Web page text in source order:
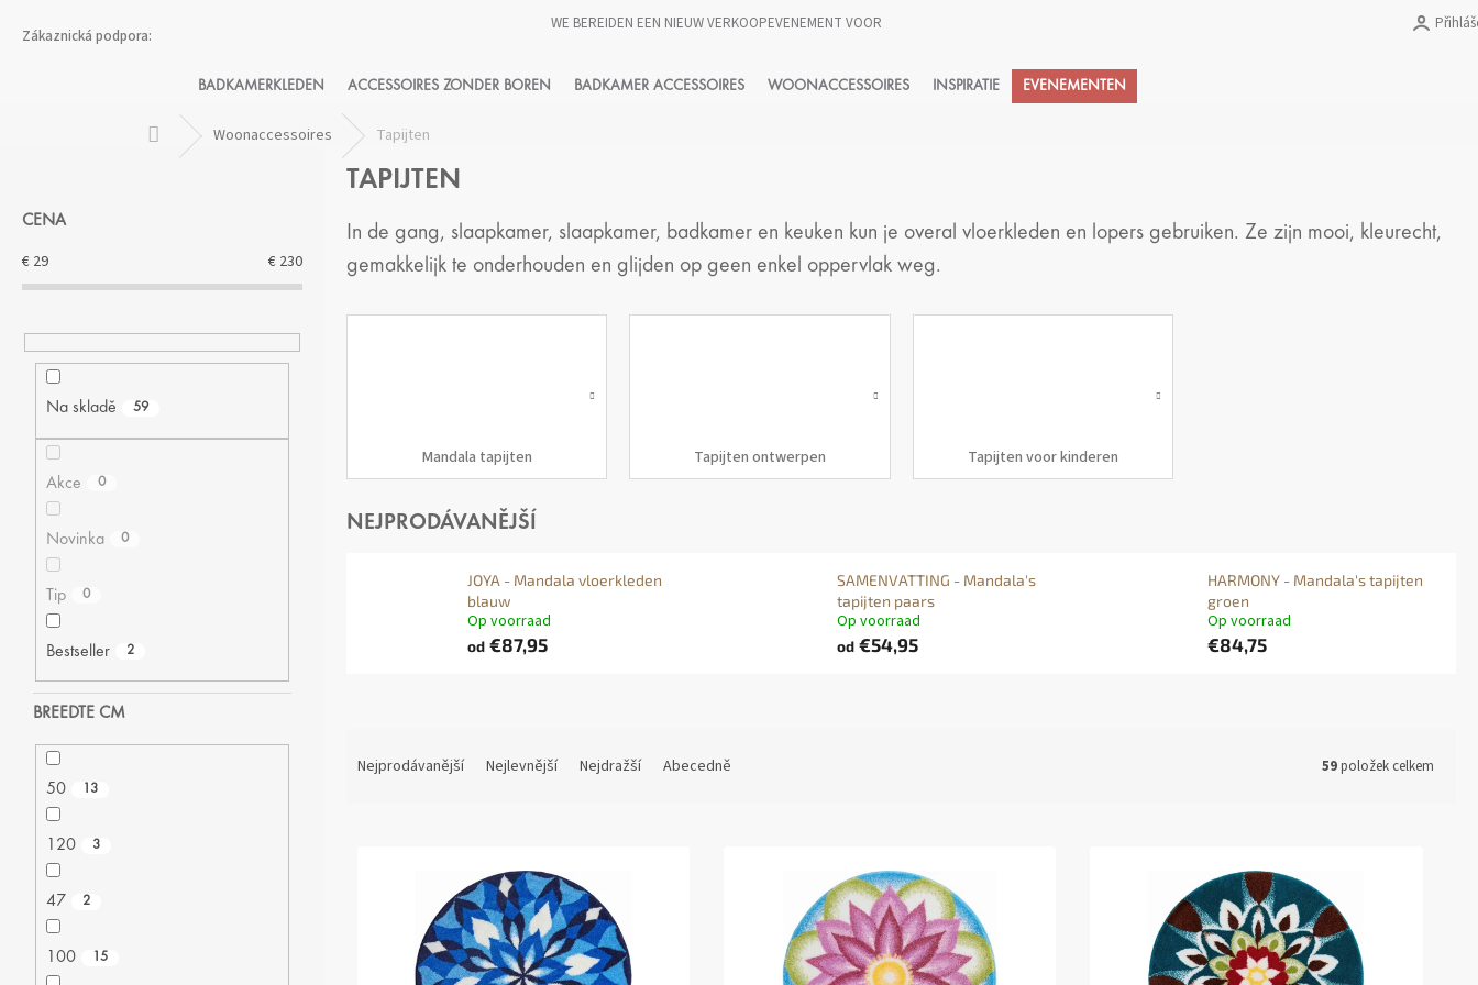
WE BEREIDEN EEN NIEUW VERKOOPEVENEMENT VOOR
Nákupní
BADKAMERKLEDEN ACCESSOIRES ZONDER BOREN BADKAMER ACCESSOIRES WOONACCESSOIRES INSPIRATIE EVENEMENTEN
Domů Woonaccessoires
Tapijten
CENA
€ 29 € 230
Na skladě 59
Akce 0
Novinka 0
Tip 0
Bestseller 2
BREEDTE CM
50 13
120 3
47 2
100 15
TAPIJTEN
In de gang, slaapkamer, slaapkamer, badkamer en keuken kun je overal vloerkleden en lopers gebruiken. Ze zijn mooi, kleurecht,
gemakkelijk te onderhouden en glijden op geen enkel oppervlak weg.
Mandala tapijten Tapijten ontwerpen Tapijten voor kinderen
NEJPRODÁVANĚJŠÍ
JOYA - Mandala vloerkleden
blauw
Op voorraad
od €87,95
SAMENVATTING - Mandala's
tapijten paars
Op voorraad
od €54,95
HARMONY - Mandala's tapijten
groen
Op voorraad
€84,75
ANejprodávanější Nejlevnější Nejdražší Abecedně 59položek celkem